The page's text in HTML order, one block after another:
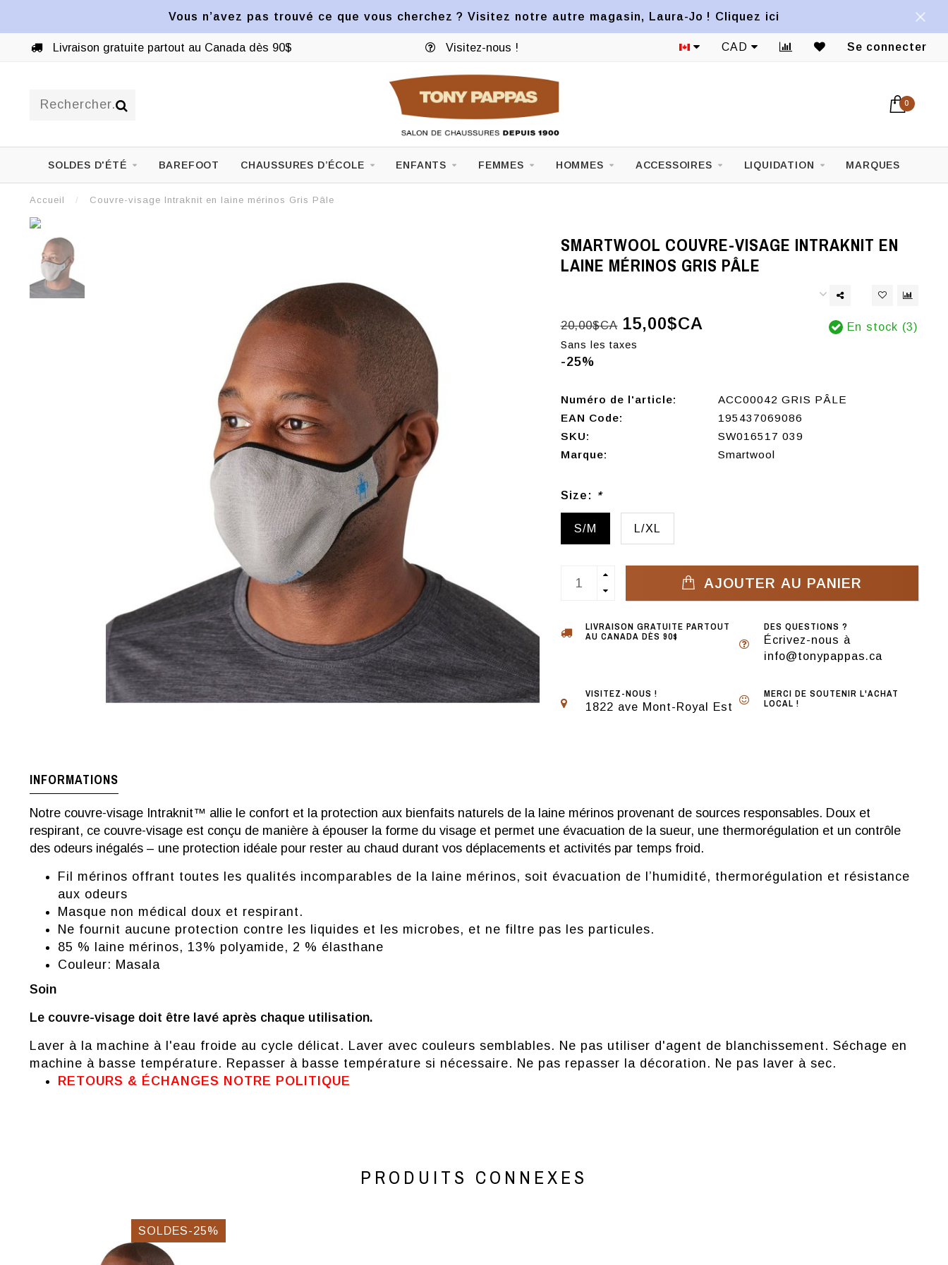
Vous n’avez pas trouvé ce que vous cherchez ? Visitez notre autre magasin, Laura-Jo ! Cliquez ici
Livraison gratuite partout au Canada dès 90$ Visitez-nous ! CAD Se connecter
0
SOLDES D'ÉTÉ BAREFOOT CHAUSSURES D’ÉCOLE ENFANTS FEMMES HOMMES ACCESSOIRES LIQUIDATION MARQUES
Accueil / Couvre-visage Intraknit en laine mérinos Gris Pâle
SMARTWOOL COUVRE-VISAGE INTRAKNIT EN
LAINE MÉRINOS GRIS PÂLE
20,00$CA 15,00$CA
Sans les taxes
-25%
En stock (3)
Numéro de l'article:
ACC00042 GRIS PÂLE
EAN Code:
195437069086
SKU:
SW016517 039
Marque:
Smartwool
Size: *
S/M L/XL
AJOUTER AU PANIER
LIVRAISON GRATUITE PARTOUT
AU CANADA DÈS 90$
DES QUESTIONS ?
Écrivez-nous à
info@tonypappas.ca
VISITEZ-NOUS !
1822 ave Mont-Royal Est
MERCI DE SOUTENIR L'ACHAT
LOCAL !
INFORMATIONS
Notre couvre-visage Intraknit™ allie le confort et la protection aux bienfaits naturels de la laine mérinos provenant de sources responsables. Doux et
respirant, ce couvre-visage est conçu de manière à épouser la forme du visage et permet une évacuation de la sueur, une thermorégulation et un contrôle
des odeurs inégalés – une protection idéale pour rester au chaud durant vos déplacements et activités par temps froid.
Fil mérinos offrant toutes les qualités incomparables de la laine mérinos, soit évacuation de l’humidité, thermorégulation et résistance
aux odeurs
Masque non médical doux et respirant.
Ne fournit aucune protection contre les liquides et les microbes, et ne filtre pas les particules.
85 % laine mérinos, 13% polyamide, 2 % élasthane
Couleur: Masala
Soin
Le couvre-visage doit être lavé après chaque utilisation.
Laver à la machine à l'eau froide au cycle délicat. Laver avec couleurs semblables. Ne pas utiliser d'agent de blanchissement. Séchage en
machine à basse température. Repasser à basse température si nécessaire. Ne pas repasser la décoration. Ne pas laver à sec.
RETOURS & ÉCHANGES NOTRE POLITIQUE
PRODUITS CONNEXES
SOLDES-25%